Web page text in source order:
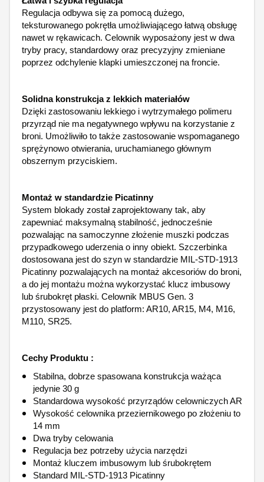
Regulacja odbywa się za pomocą dużego,
teksturowanego pokrętła umożliwiającego łatwą obsługę
nawet w rękawicach. Celownik wyposażony jest w dwa
tryby pracy, standardowy oraz precyzyjny zmieniane
poprzez odchylenie klapki umieszczonej na froncie.
Solidna konstrukcja z lekkich materiałów
Dzięki zastosowaniu lekkiego i wytrzymałego polimeru
przyrząd nie ma negatywnego wpływu na korzystanie z
broni. Umożliwiło to także zastosowanie wspomaganego
sprężynowo otwierania, uruchamianego głównym
obszernym przyciskiem.
Montaż w standardzie Picatinny
System blokady został zaprojektowany tak, aby
zapewniać maksymalną stabilność, jednocześnie
pozwalając na samoczynne złożenie muszki podczas
przypadkowego uderzenia o inny obiekt. Szczerbinka
dostosowana jest do szyn w standardzie MIL-STD-1913
Picatinny pozwalających na montaż akcesoriów do broni,
a do jej montażu można wykorzystać klucz imbusowy
lub śrubokręt płaski. Celownik MBUS Gen. 3
przystosowany jest do platform: AR10, AR15, M4, M16,
M110, SR25.
Cechy Produktu :
Stabilna, dobrze spasowana konstrukcja ważąca
jedynie 30 g
Standardowa wysokość przyrządów celowniczych AR
Wysokość celownika przeziernikowego po złożeniu to
14 mm
Dwa tryby celowania
Regulacja bez potrzeby użycia narzędzi
Montaż kluczem imbusowym lub śrubokrętem
Standard MIL-STD-1913 Picatinny